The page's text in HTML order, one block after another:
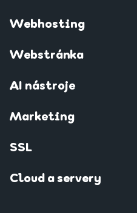
Webhosting
Webstránka
AI nástroje
Marketing
SSL
Cloud a servery